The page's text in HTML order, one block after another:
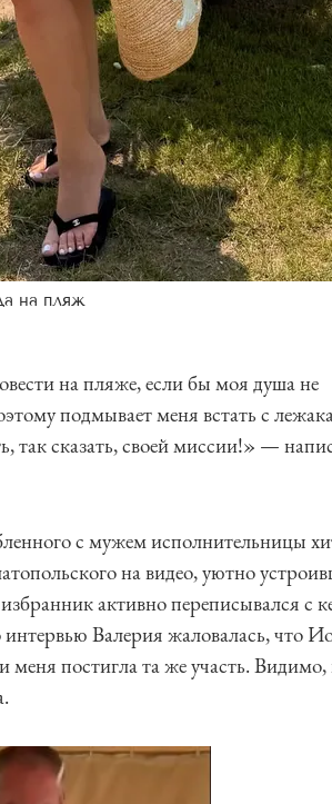
на пляж
на пляже, если бы моя душа не
подмывает меня встать с
так сказать, своей миссии!» —
с мужем исполнительницы
на видео, уютно
активно переписывался с
Валерия жаловалась, что
постигла та же участь. Видимо,